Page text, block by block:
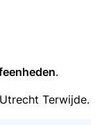
.
Terwijde.